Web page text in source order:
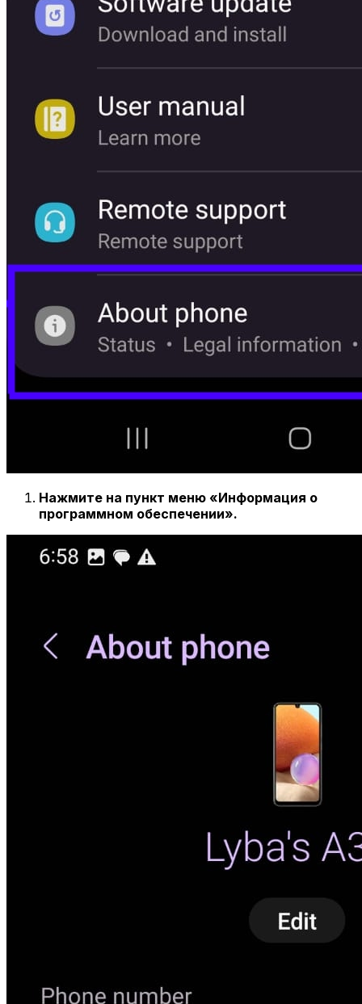
Нажмите на пункт меню «Информация о
программном обеспечении».